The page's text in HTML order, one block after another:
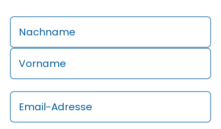
Nachname
Vorname
Email-Adresse